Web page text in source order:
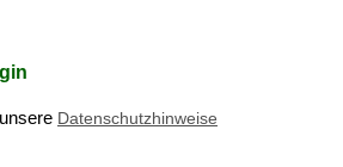
Datenschutzhinweise